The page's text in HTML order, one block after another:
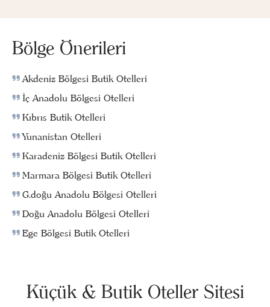
Bölge Önerileri
Akdeniz Bölgesi Butik Otelleri
İç Anadolu Bölgesi Otelleri
Kıbrıs Butik Otelleri
Yunanistan Otelleri
Karadeniz Bölgesi Butik Otelleri
Marmara Bölgesi Butik Otelleri
G.doğu Anadolu Bölgesi Otelleri
Doğu Anadolu Bölgesi Otelleri
Ege Bölgesi Butik Otelleri
Küçük & Butik Oteller Sitesi